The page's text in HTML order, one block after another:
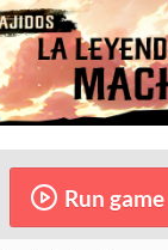
Run game